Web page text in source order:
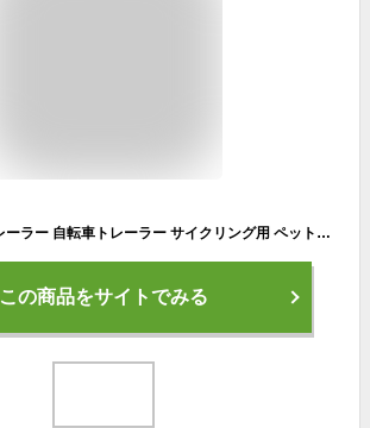
【XXA】ペットトレーラー 自転車トレーラー サイクリング用 ペットバイクカート 犬 お出かけ 耐荷重40kg 大空間 大型犬 中小型犬 キャンプ ハイキング 老犬 介護カート 138X71X90CM (PT003 レッド＆ブラック（小型ペットトレーラー）) [並行輸入品]
この商品をサイトでみる